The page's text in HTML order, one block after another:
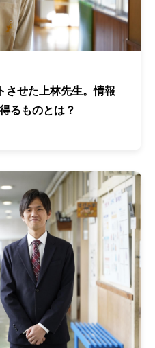
させた上林先生。情報
るものとは？